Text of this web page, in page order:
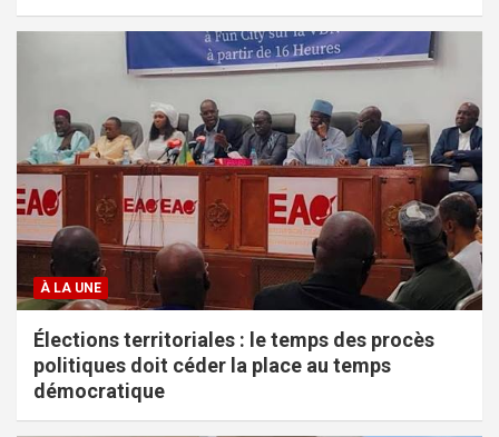
À LA UNE
Élections territoriales : le temps des procès
politiques doit céder la place au temps
démocratique